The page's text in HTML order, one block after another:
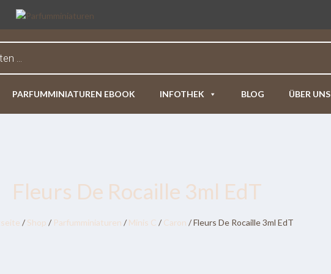
PARFUMMINIATUREN EBOOK INFOTHEK BLOG ÜBER UNS
Fleurs De Rocaille 3ml EdT
/ Shop / Parfumminiaturen / Minis C / Caron / Fleurs De Rocaille 3ml EdT